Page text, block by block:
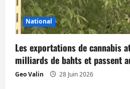
’
a
r
t
National
Les exportations de cannabis
milliards de bahts et passent
Geo Valin 28 Juin 2026